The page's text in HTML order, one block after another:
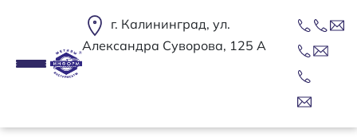
г. Калининград, ул.
Александра Суворова, 125 А